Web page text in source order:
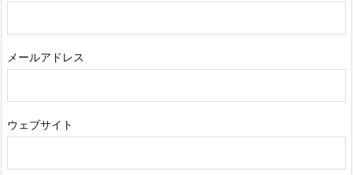
メールアドレス
ウェブサイト